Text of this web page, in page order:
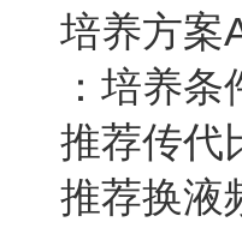
培养方案
：培养
推荐传代
推荐换液